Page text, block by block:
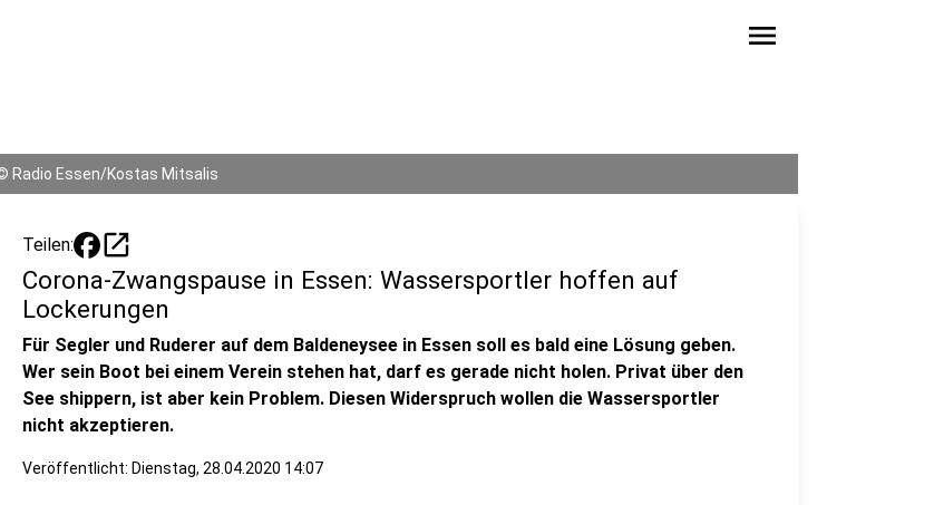
menu
Radio Essen/Kostas Mitsalis
Teilen: open_in_new
Corona-Zwangspause in Essen: Wassersportler hoffen auf
Lockerungen
Für Segler und Ruderer auf dem Baldeneysee in Essen soll es bald eine Lösung geben.
Wer sein Boot bei einem Verein stehen hat, darf es gerade nicht holen. Privat über den
See shippern, ist aber kein Problem. Diesen Widerspruch wollen die Wassersportler
nicht akzeptieren.
Veröffentlicht: Dienstag, 28.04.2020 14:07